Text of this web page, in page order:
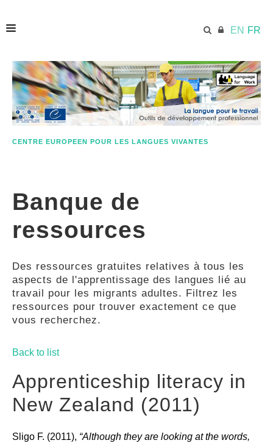
EN FR
ACCUEIL
ECML.AT
COMPÉTENCES
GUIDES
COMMUNAUTÉ
CENTRE EUROPEEN POUR LES LANGUES VIVANTES
Banque de
ressources
Des ressources gratuites relatives à tous les
aspects de l'apprentissage des langues lié au
travail pour les migrants adultes. Filtrez les
ressources pour trouver exactement ce que
vous recherchez.
Back to list
Apprenticeship literacy in
New Zealand (2011)
Sligo F. (2011), “Although they are looking at the words,